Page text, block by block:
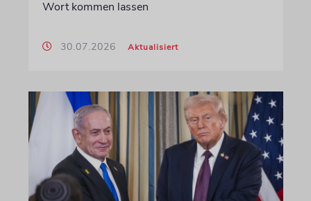
Wort kommen lassen
30.07.2026 Aktualisiert